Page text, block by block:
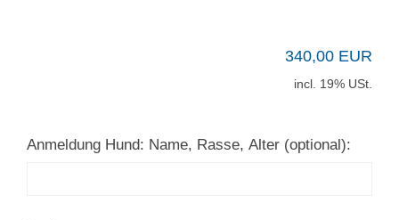
340,00 EUR
incl. 19% USt.
Anmeldung Hund: Name, Rasse, Alter (optional):